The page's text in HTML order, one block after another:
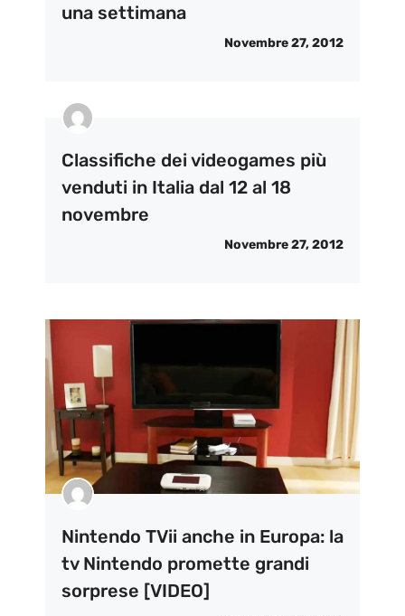
una settimana
Novembre 27, 2012
Classifiche dei videogames più
venduti in Italia dal 12 al 18
novembre
Novembre 27, 2012
Nintendo TVii anche in Europa: la
tv Nintendo promette grandi
sorprese [VIDEO]